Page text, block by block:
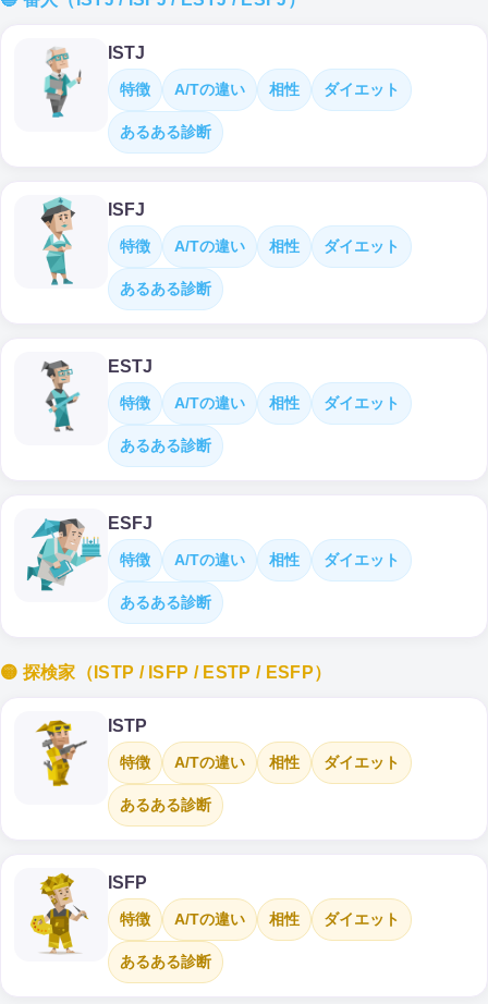
ISTJ
特徴 A/Tの違い 相性 ダイエット
あるある診断
ISFJ
特徴 A/Tの違い 相性 ダイエット
あるある診断
ESTJ
特徴 A/Tの違い 相性 ダイエット
あるある診断
ESFJ
特徴 A/Tの違い 相性 ダイエット
あるある診断
🟡 探検家（ISTP / ISFP / ESTP / ESFP）
ISTP
特徴 A/Tの違い 相性 ダイエット
あるある診断
ISFP
特徴 A/Tの違い 相性 ダイエット
あるある診断